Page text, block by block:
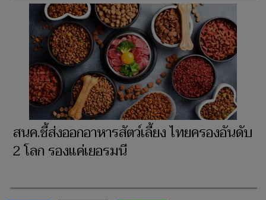
สนค.ชี้ส่งออกอาหารสัตว์เลี้ยง ไทยครองอันดับ
2 โลก รองแค่เยอรมนี